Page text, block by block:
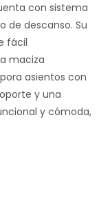
con sistema
de descanso. Su
fácil
maciza
asientos con
y una
y cómoda,